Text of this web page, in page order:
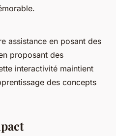
assistance en posant des
proposant des
interactivité maintient
des concepts